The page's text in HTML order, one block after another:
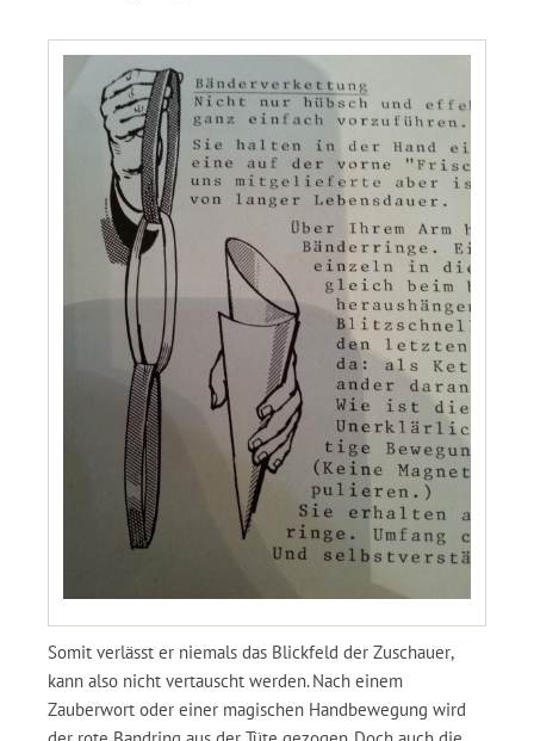
Somit verlässt er niemals das Blickfeld der Zuschauer,
kann also nicht vertauscht werden. Nach einem
Zauberwort oder einer magischen Handbewegung wird